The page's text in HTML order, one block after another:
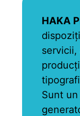
HAKA
servicii,
Sunt